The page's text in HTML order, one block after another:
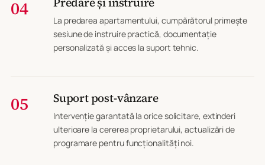
04
La predarea apartamentului, cumpărătorul primește
sesiune de instruire practică, documentație
personalizată și acces la suport tehnic.
05 Suport post-vânzare
Intervenție garantată la orice solicitare, extinderi
ulterioare la cererea proprietarului, actualizări de
programare pentru funcționalități noi.